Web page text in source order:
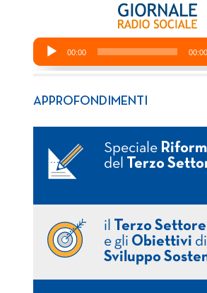
APPROFONDIMENTI
Speciale
del
Terzo
il
Terzo Settore
e gli Obiettivi di
Sviluppo